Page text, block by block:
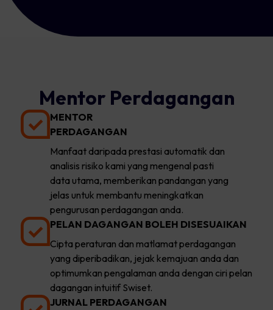
Mentor Perdagangan
MENTOR
PERDAGANGAN
Manfaat daripada prestasi automatik dan
analisis risiko kami yang mengenal pasti
data utama, memberikan pandangan yang
jelas untuk membantu meningkatkan
pengurusan perdagangan anda.
PELAN DAGANGAN BOLEH DISESUAIKAN
Cipta peraturan dan matlamat perdagangan
yang diperibadikan, jejak kemajuan anda dan
optimumkan pengalaman anda dengan ciri pelan
dagangan intuitif Swiset.
JURNAL PERDAGANGAN